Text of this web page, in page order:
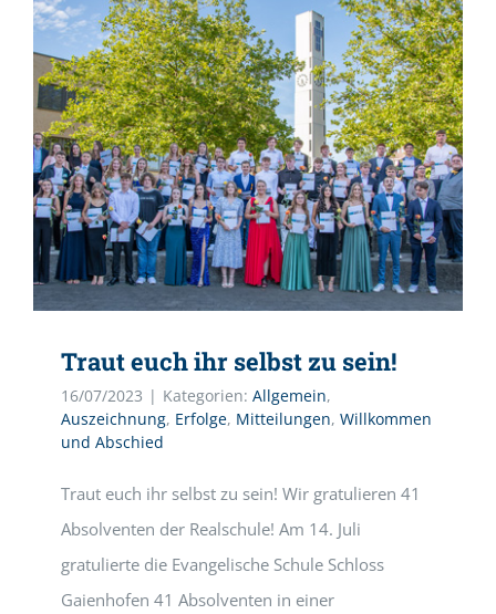
Traut euch ihr selbst zu sein!
16/07/2023 | Kategorien: Allgemein,
Auszeichnung, Erfolge, Mitteilungen, Willkommen
und Abschied
Traut euch ihr selbst zu sein! Wir gratulieren 41
Absolventen der Realschule! Am 14. Juli
gratulierte die Evangelische Schule Schloss
Gaienhofen 41 Absolventen in einer